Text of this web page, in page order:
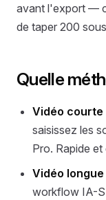
avant l'export —
de taper 200
Quelle
Vidéo courte
saisissez les
Pro. Rapide
Vidéo
workflow IA-